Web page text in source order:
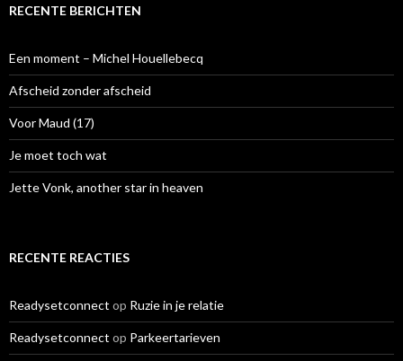
e
a
a
r
:
RECENTE BERICHTEN
Een moment – Michel Houellebecq
Afscheid zonder afscheid
Voor Maud (17)
Je moet toch wat
Jette Vonk, another star in heaven
RECENTE REACTIES
Readysetconnect op Ruzie in je relatie
Readysetconnect op Parkeertarieven